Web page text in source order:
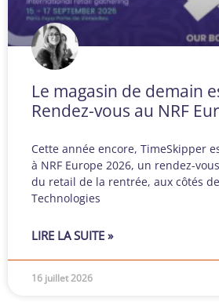
Le magasin de demain
Rendez-vous au NRF
Cette année encore, TimeSkipper
à NRF Europe 2026, un rendez-
du retail de la rentrée, aux côtés
Technologies
LIRE LA SUITE »
16 juillet 2026